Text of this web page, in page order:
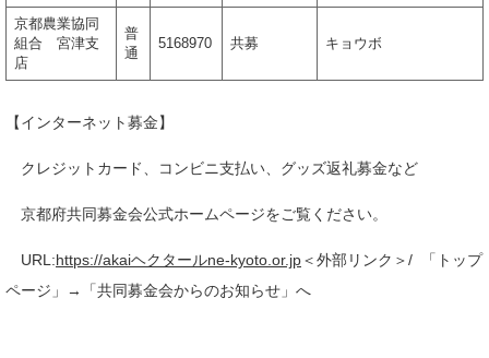
京都農業協同
組合 宮津支
店
普
通
5168970 共募 キョウボ
【インターネット募金】
クレジットカード、コンビニ支払い、グッズ返礼募金など
京都府共同募金会公式ホームページをご覧ください。
URL:https://akaiヘクタールne-kyoto.or.jp＜外部リンク＞/ 「トップ
ページ」→「共同募金会からのお知らせ」へ